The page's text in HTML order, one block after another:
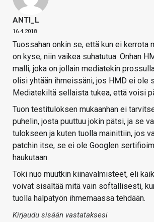
ANTI_L
16.4.2018
Tuossahan onkin se, että kun ei kerrota
on kyse, niin vaikea suhatutua. Onhan
malli, joka on jollain mediatekin
olisi yhtään ihmeissäni, jos HMD ei ole
Mediatekiltä sellaista tukea, että voisi
Tuon testituloksen mukaanhan ei
puhelin, josta puuttuu jokin pätsi, ja se
tulokseen ja kuten tuolla mainittiin, jos
patchin itse, se ei ole Googlen
haukutaan.
Toki nuo muutkin kiinavalmisteet, eli
voivat sisältää mitä vain softallisesti,
tuolla halpatyön ihmemaassa tehdään.
Kirjaudu sisään vastataksesi